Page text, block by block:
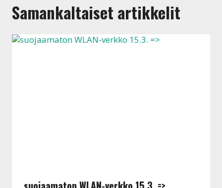
Samankaltaiset artikkelit